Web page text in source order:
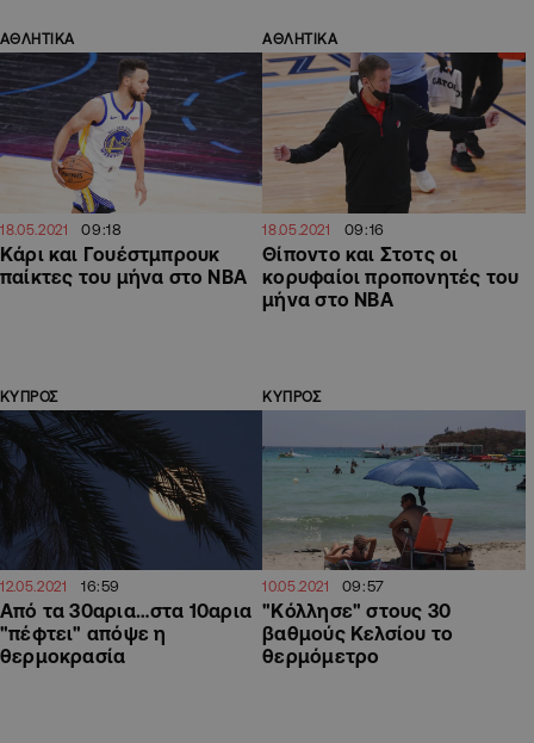
ΑΘΛΗΤΙΚΑ
18.05.2021 09:18
Κάρι και Γουέστμπρουκ
παίκτες του μήνα στο ΝΒΑ
ΑΘΛΗΤΙΚΑ
18.05.2021 09:16
Θίποντο και Στοτς οι
κορυφαίοι προπονητές του
μήνα στο ΝΒΑ
ΚΥΠΡΟΣ
12.05.2021 16:59
Από τα 30αρια…στα 10αρια
"πέφτει" απόψε η
θερμοκρασία
ΚΥΠΡΟΣ
10.05.2021 09:57
"Κόλλησε" στους 30
βαθμούς Κελσίου το
θερμόμετρο